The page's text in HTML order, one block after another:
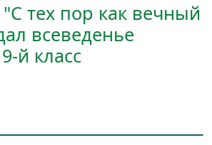
тех пор как вечный
всеведенье
й класс